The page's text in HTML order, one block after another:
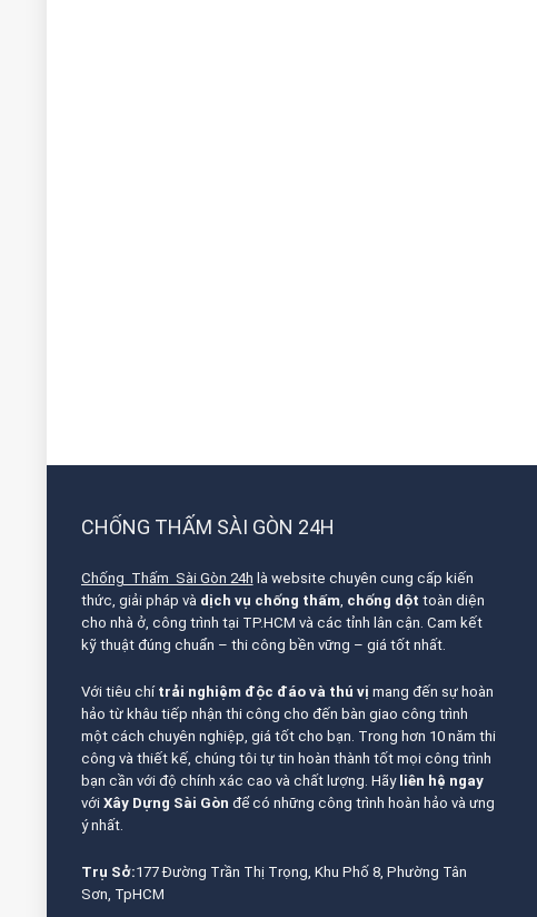
CHỐNG THẤM SÀI GÒN 24H
Chống Thấm Sài Gòn 24h là website chuyên cung cấp kiến
thức, giải pháp và dịch vụ chống thấm, chống dột toàn diện
cho nhà ở, công trình tại TP.HCM và các tỉnh lân cận. Cam kết
kỹ thuật đúng chuẩn – thi công bền vững – giá tốt nhất.
Với tiêu chí trải nghiệm độc đáo và thú vị mang đến sự hoàn
hảo từ khâu tiếp nhận thi công cho đến bàn giao công trình
một cách chuyên nghiệp, giá tốt cho bạn. Trong hơn 10 năm thi
công và thiết kế, chúng tôi tự tin hoàn thành tốt mọi công trình
bạn cần với độ chính xác cao và chất lượng. Hãy liên hệ ngay
với Xây Dựng Sài Gòn để có những công trình hoàn hảo và ưng
ý nhất.
Trụ Sở:177 Đường Trần Thị Trọng, Khu Phố 8, Phường Tân
Sơn, TpHCM